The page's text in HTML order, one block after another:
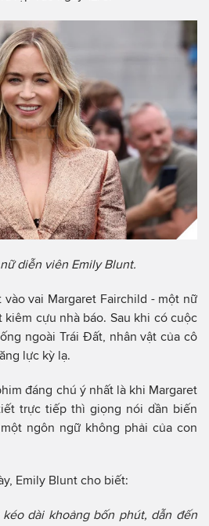
diễn viên Emily Blunt.
vào vai Margaret Fairchild - một nữ
cựu nhà báo. Sau khi có cuộc
ngoài Trái Đất, nhân vật của cô
lực kỳ lạ.
đáng chú ý nhất là khi Margaret
trực tiếp thì giọng nói dần biến
ngôn ngữ không phải của con
Emily Blunt cho biết:
dài khoảng bốn phút, dẫn đến